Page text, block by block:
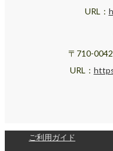
URL：
〒710-
URL：
ご利用ガイド